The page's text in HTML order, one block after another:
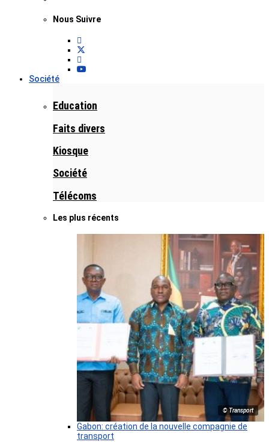
Nous Suivre
Société
Education
Faits divers
Kiosque
Société
Télécoms
Les plus récents
© Transport
Gabon: création de la nouvelle compagnie de
transport